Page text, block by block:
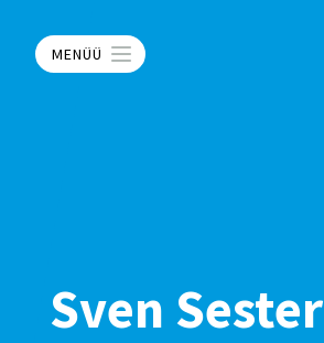
MENÜÜ
Sven Sester